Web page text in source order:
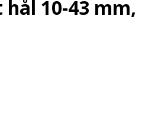
10-43 mm,